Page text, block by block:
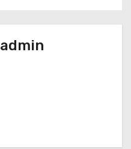
admin